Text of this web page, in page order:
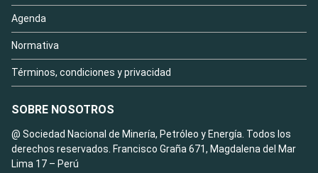
Agenda
Normativa
Términos, condiciones y privacidad
SOBRE NOSOTROS
@ Sociedad Nacional de Minería, Petróleo y Energía. Todos los
derechos reservados. Francisco Graña 671, Magdalena del Mar
Lima 17 – Perú